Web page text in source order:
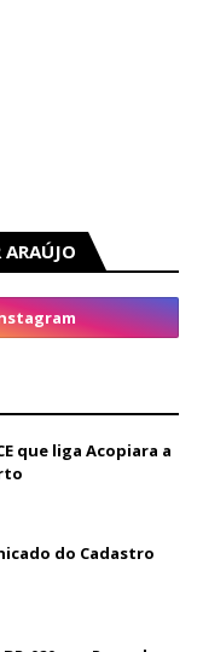
que liga Acopiara a
do Cadastro